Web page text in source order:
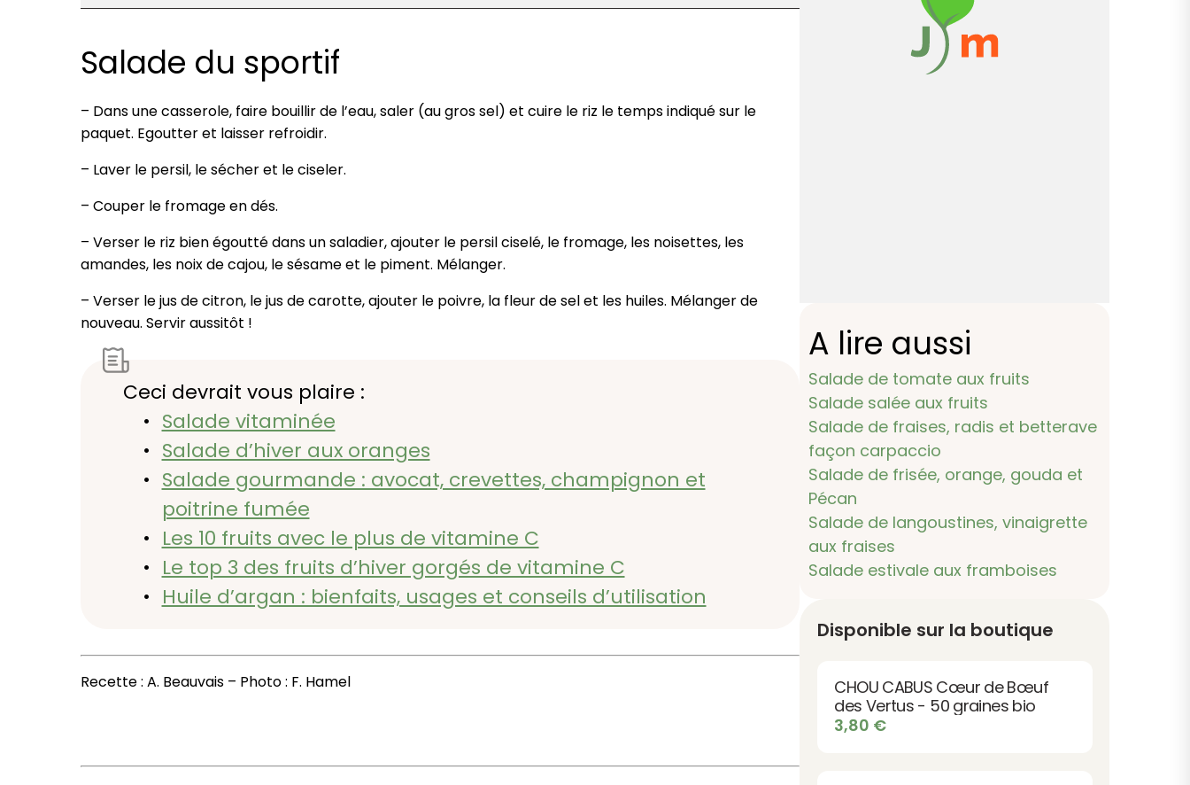
Salade du sportif
– Dans une casserole, faire bouillir de l’eau, saler (au gros sel) et cuire le riz le temps indiqué sur le
paquet. Egoutter et laisser refroidir.
– Laver le persil, le sécher et le ciseler.
– Couper le fromage en dés.
– Verser le riz bien égoutté dans un saladier, ajouter le persil ciselé, le fromage, les noisettes, les
amandes, les noix de cajou, le sésame et le piment. Mélanger.
– Verser le jus de citron, le jus de carotte, ajouter le poivre, la fleur de sel et les huiles. Mélanger de
nouveau. Servir aussitôt !
Ceci devrait vous plaire :
Salade vitaminée
Salade d’hiver aux oranges
Salade gourmande : avocat, crevettes, champignon et
poitrine fumée
Les 10 fruits avec le plus de vitamine C
Le top 3 des fruits d’hiver gorgés de vitamine C
Huile d’argan : bienfaits, usages et conseils d’utilisation
Recette : A. Beauvais – Photo : F. Hamel
A lire aussi
Salade de tomate aux fruits
Salade salée aux fruits
Salade de fraises, radis et betterave
façon carpaccio
Salade de frisée, orange, gouda et
Pécan
Salade de langoustines, vinaigrette
aux fraises
Salade estivale aux framboises
Disponible sur la boutique
CHOU CABUS Cœur de Bœuf
des Vertus - 50 graines bio
3,80 €